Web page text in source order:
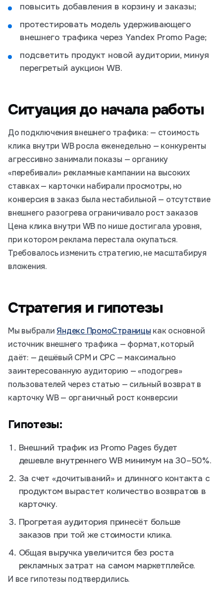
повысить добавления в корзину и заказы;
протестировать модель удерживающего
внешнего трафика через Yandex Promo Page;
подсветить продукт новой аудитории, минуя
перегретый аукцион WB.
Ситуация до начала работы
До подключения внешнего трафика: — стоимость
клика внутри WB росла еженедельно — конкуренты
агрессивно занимали показы — органику
«перебивали» рекламные кампании на высоких
ставках — карточки набирали просмотры, но
конверсия в заказ была нестабильной — отсутствие
внешнего разогрева ограничивало рост заказов
Цена клика внутри WB по нише достигала уровня,
при котором реклама перестала окупаться.
Требовалось изменить стратегию, не масштабируя
вложения.
Стратегия и гипотезы
Мы выбрали Яндекс ПромоСтраницы как основной
источник внешнего трафика — формат, который
даёт: — дешёвый CPM и CPC — максимально
заинтересованную аудиторию — «подогрев»
пользователей через статью — сильный возврат в
карточку WB — органичный рост конверсии
Гипотезы:
Внешний трафик из Promo Pages будет
дешевле внутреннего WB минимум на 30–50%.
За счет «дочитываний» и длинного контакта с
продуктом вырастет количество возвратов в
карточку.
Прогретая аудитория принесёт больше
заказов при той же стоимости клика.
Общая выручка увеличится без роста
рекламных затрат на самом маркетплейсе.
И все гипотезы подтвердились.